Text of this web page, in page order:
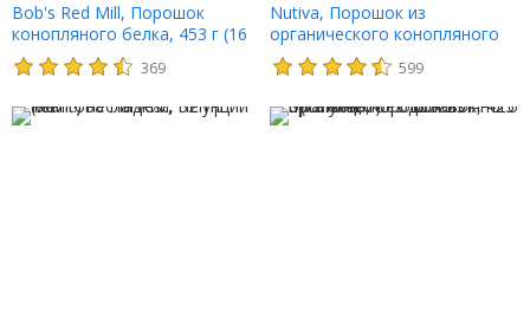
Bob's Red Mill, Порошок
конопляного белка, 453 г (16
унций)
369
Nutiva, Порошок из
органического конопляного
протеина, Fiber Plus, 454 г (1
фунт)
599